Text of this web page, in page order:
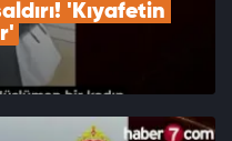
'Kıyafetin